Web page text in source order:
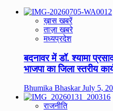
ख़ास खबरें
ताज़ा खबरे
मध्यप्रदेश
बदनावर में डॉ. श्यामा
भाजपा का जिला स्तरीय
Bhumika BhaskarJuly 5,
राजनीति